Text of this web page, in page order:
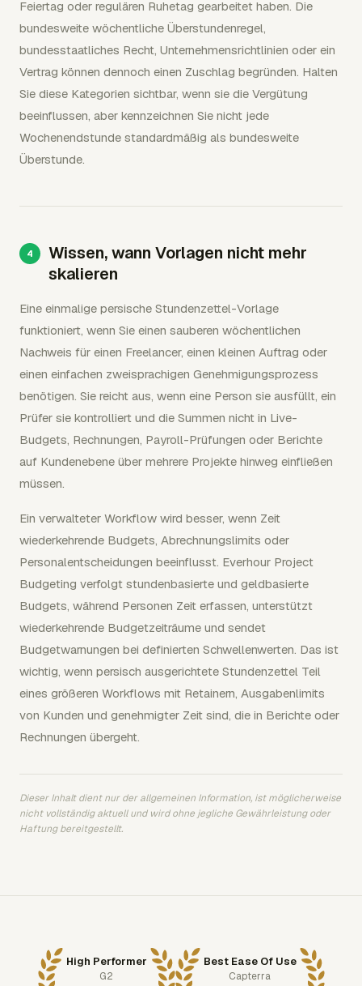
Feiertag oder regulären Ruhetag gearbeitet haben. Die
bundesweite wöchentliche Überstundenregel,
bundesstaatliches Recht, Unternehmensrichtlinien oder ein
Vertrag können dennoch einen Zuschlag begründen. Halten
Sie diese Kategorien sichtbar, wenn sie die Vergütung
beeinflussen, aber kennzeichnen Sie nicht jede
Wochenendstunde standardmäßig als bundesweite
Überstunde.
Wissen, wann Vorlagen nicht mehr
skalieren
Eine einmalige persische Stundenzettel-Vorlage
funktioniert, wenn Sie einen sauberen wöchentlichen
Nachweis für einen Freelancer, einen kleinen Auftrag oder
einen einfachen zweisprachigen Genehmigungsprozess
benötigen. Sie reicht aus, wenn eine Person sie ausfüllt, ein
Prüfer sie kontrolliert und die Summen nicht in Live-
Budgets, Rechnungen, Payroll-Prüfungen oder Berichte
auf Kundenebene über mehrere Projekte hinweg einfließen
müssen.
Ein verwalteter Workflow wird besser, wenn Zeit
wiederkehrende Budgets, Abrechnungslimits oder
Personalentscheidungen beeinflusst. Everhour Project
Budgeting verfolgt stundenbasierte und geldbasierte
Budgets, während Personen Zeit erfassen, unterstützt
wiederkehrende Budgetzeiträume und sendet
Budgetwarnungen bei definierten Schwellenwerten. Das ist
wichtig, wenn persisch ausgerichtete Stundenzettel Teil
eines größeren Workflows mit Retainern, Ausgabenlimits
von Kunden und genehmigter Zeit sind, die in Berichte oder
Rechnungen übergeht.
Dieser Inhalt dient nur der allgemeinen Information, ist möglicherweise
nicht vollständig aktuell und wird ohne jegliche Gewährleistung oder
Haftung bereitgestellt.
High Performer
G2
Best Ease Of Use
Capterra